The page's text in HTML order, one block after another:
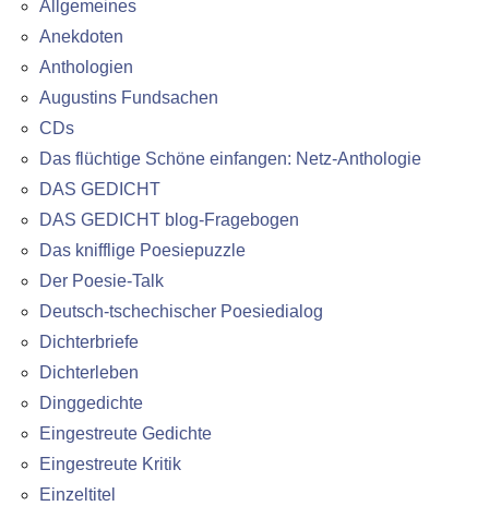
Allgemeines
Anekdoten
Anthologien
Augustins Fundsachen
CDs
Das flüchtige Schöne einfangen: Netz-Anthologie
DAS GEDICHT
DAS GEDICHT blog-Fragebogen
Das knifflige Poesiepuzzle
Der Poesie-Talk
Deutsch-tschechischer Poesiedialog
Dichterbriefe
Dichterleben
Dinggedichte
Eingestreute Gedichte
Eingestreute Kritik
Einzeltitel